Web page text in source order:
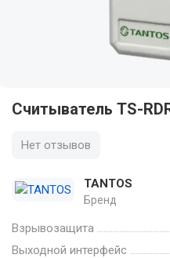
Считыватель TS-
Нет отзывов
TANTOS
Бренд
Взрывозащита
Выходной интерфейс